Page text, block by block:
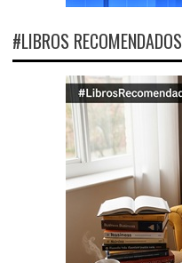
#LIBROS RECOMENDADOS